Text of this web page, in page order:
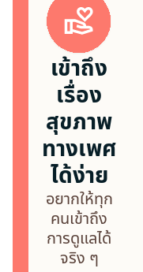
เข้าถึง
เรื่อง
สุขภาพ
ทางเพศ
ได้ง่าย
อยากให้ทุก
คนเข้าถึง
การดูแลได้
จริง ๆ